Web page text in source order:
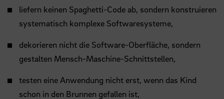
liefern keinen Spaghetti-Code ab, sondern konstruieren
systematisch komplexe Softwaresysteme,
dekorieren nicht die Software-Oberfläche, sondern
gestalten Mensch-Maschine-Schnittstellen,
testen eine Anwendung nicht erst, wenn das Kind
schon in den Brunnen gefallen ist,